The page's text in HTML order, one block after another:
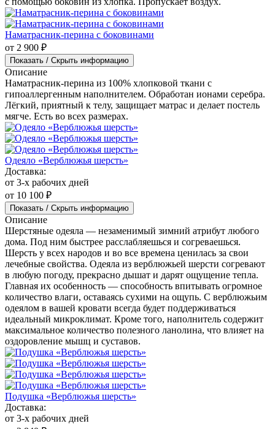
Наматрасник-перина с боковинами
от 2 900 ₽
Показать / Скрыть информацию
Описание
Наматрасник-перина из 100% хлопковой ткани с
гипоаллергенным наполнителем. Обработан ионами серебра.
Лёгкий, приятный к телу, защищает матрас и делает постель
мягче. Есть во всех размерах.
Одеяло «Верблюжья шерсть»
Доставка:
от 3-х рабочих дней
от 10 100 ₽
Показать / Скрыть информацию
Описание
Шерстяные одеяла — незаменимый зимний атрибут любого
дома. Под ним быстрее расслабляешься и согреваешься.
Шерсть у всех народов и во все времена ценилась за свои
лечебные свойства. Одеяла из верблюжьей шерсти согревают
в любую погоду, прекрасно дышат и дарят ощущение тепла.
Главная их особенность — способность впитывать огромное
количество влаги, оставаясь сухими на ощупь. С верблюжьим
одеялом в вашей кровати всегда будет поддерживаться
идеальный микроклимат. Кроме того, наполнитель содержит
максимальное количество полезного ланолина, что влияет на
оздоровление мышц и суставов.
Подушка «Верблюжья шерсть»
Доставка:
от 3-х рабочих дней